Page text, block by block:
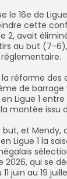
le 16e de
cette
2, avait
au but (7-
la réforme
de
Ligue 1
montée issu
et Mendy,
Ligue 1 la
qui se
juin au 19